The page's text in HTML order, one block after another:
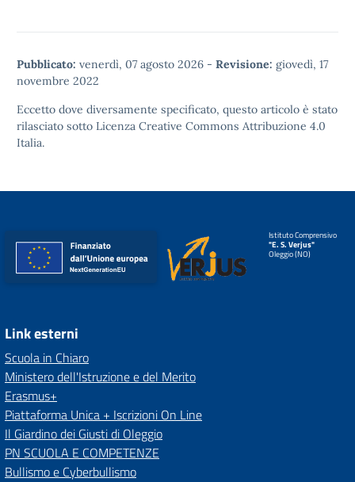
Pubblicato: venerdì, 07 agosto 2026 - Revisione: giovedì, 17
novembre 2022
Eccetto dove diversamente specificato, questo articolo è stato
rilasciato sotto Licenza Creative Commons Attribuzione 4.0
Italia.
Istituto Comprensivo
"E. S. Verjus"
Oleggio (NO)
Link esterni
Scuola in Chiaro
Ministero dell'Istruzione e del Merito
Erasmus+
Piattaforma Unica + Iscrizioni On Line
Il Giardino dei Giusti di Oleggio
PN SCUOLA E COMPETENZE
Bullismo e Cyberbullismo